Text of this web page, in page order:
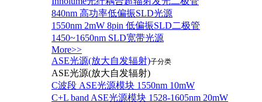
840nm 高功率低偏振SLD光源
1550nm 2mW 8pin 低偏振SLD二极管
1450~1650nm SLD宽带光源
More>>
ASE光源(放大自发辐射)子分类
ASE光源(放大自发辐射)
C波段 ASE光源模块 1550nm 10mW
C+L band ASE光源模块 1528-1605nm 20mW